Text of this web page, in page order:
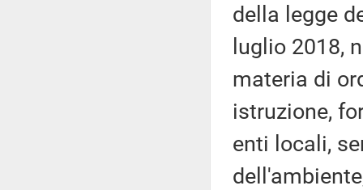
della legge
luglio 2018,
materia di
istruzione,
enti locali,